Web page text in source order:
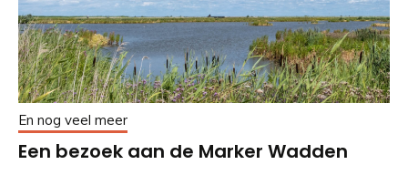
En nog veel meer
Een bezoek aan de Marker Wadden